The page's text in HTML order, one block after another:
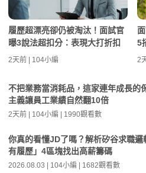
履歷超漂亮卻仍被淘汰！面試官
曝3說法超扣分：表現大打折扣
2天前 | 104小編
5
2
不把業務當消耗品，這家連年成長的
主義讓員工業績自然翻10倍
2天前 | 104小編 | 1990觀看數
你真的看懂JD了嗎？解析矽谷求職邏
有履歷」4區塊找出高薪籌碼
2026.08.03 | 104小編 | 1682觀看數